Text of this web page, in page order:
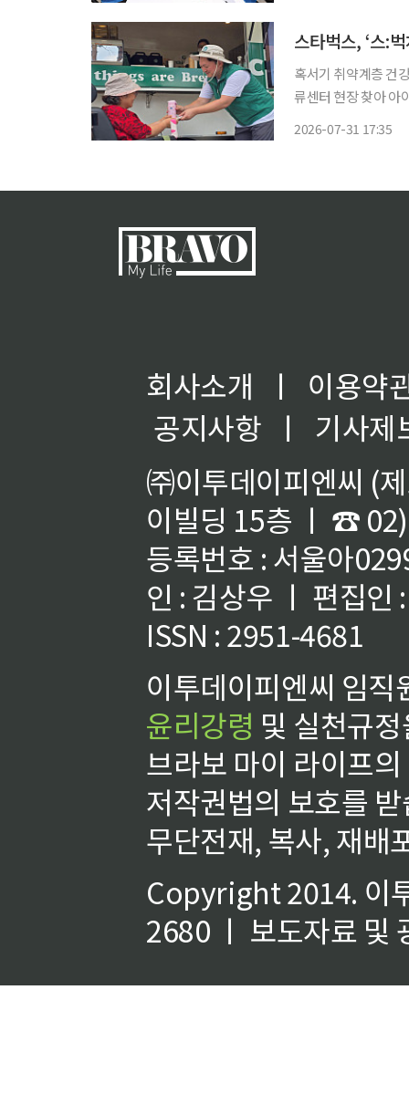
스타벅스, ‘스:
혹서기 취약계층 건
류센터 현장 찾아 아
2026-07-31 17:35
회사소개 ㅣ
이용약
공지사항
ㅣ
기사제
㈜이투데이피엔씨 (
이빌딩 15층 ㅣ ☎
등록번호 : 서울아
인 : 김상우 ㅣ 편집인
ISSN : 2951-4681
이투데이피엔씨 임
윤리강령 및 실천규
브라보 마이 라이프
저작권법의 보호를
무단전재, 복사, 재배
Copyright 2014. 이
2680 ㅣ 보도자료